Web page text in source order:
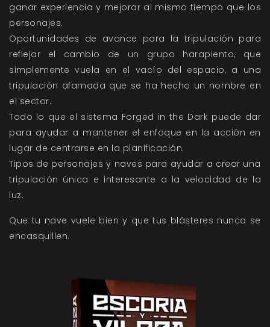
ganar experiencia y mejorar al mismo tiempo que los
personajes.
Oportunidades de avance para la tripulación para
reflejar el cambio de un grupo harapiento, que
simplemente vuela en el vacío del espacio, a una
tripulación afamada que se ha hecho un nombre en
el sector.
Todo lo que el sistema Forged in the Dark puede dar
para ayudar a mantener el enfoque en la acción en
lugar de centrarse en la planificación.
Tipos de personajes y naves para ayudar a crear una
tripulación única e interesante a la velocidad de la
luz.
Que tu nave vuele bien y que tus blásteres nunca se
encasquillen.